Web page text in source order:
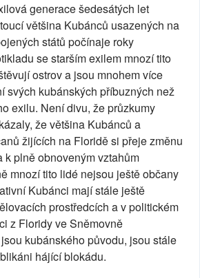
generace šedesátých let
většina Kubánců usazených na
států počínaje roky
se starším exilem mnozí tito
ostrov a jsou mnohem více
svých kubánských příbuzných než
exilu. Není divu, že průzkumy
že většina Kubánců a
žijících na Floridě si přeje změnu
k plně obnoveným vztahům
mnozí tito lidé nejsou ještě občany
Kubánci mají stále ještě
prostředcích a v politickém
z Floridy ve Sněmovně
kubánského původu, jsou stále
hájící blokádu.